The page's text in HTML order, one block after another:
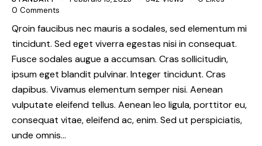
0 Comments
Qroin faucibus nec mauris a sodales, sed elementum mi
tincidunt. Sed eget viverra egestas nisi in consequat.
Fusce sodales augue a accumsan. Cras sollicitudin,
ipsum eget blandit pulvinar. Integer tincidunt. Cras
dapibus. Vivamus elementum semper nisi. Aenean
vulputate eleifend tellus. Aenean leo ligula, porttitor eu,
consequat vitae, eleifend ac, enim. Sed ut perspiciatis,
unde omnis…